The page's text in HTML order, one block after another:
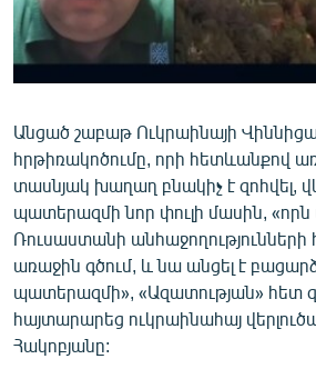
ՄԵԿՆԱԲԱՆՈՒԹՅՈՒՆ
ՏՏ ԵՒ ԻՆՏԵՐՆԵՏ
ԱՐԽԻՎ
ՏԵՍԱՆՅՈՒԹԵՐ
ԲԱՆԱՎԵՃ
ՁԳՏԵԼՈՎ ԼԱՎԱԳՈՒՅՆԻՆ
ՓՈԴՔԱՍԹ
Հայերեն
Անցած շաբաթ Ուկրաինայի
հրթիռակոծումը, որի հետևանքով
տասնյակ խաղաղ բնակիչ է զոհվել,
պատերազմի նոր փուլի մասին,
Ռուսաստանի
առաջին գծում, և նա անցել է
պատերազմի», «Ազատության» հետ
հայտարարեց ուկրաինահայ
Հակոբյանը: